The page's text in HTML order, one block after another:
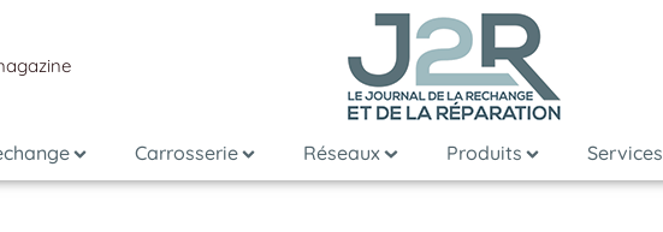
Carrosserie Réseaux Produits Services